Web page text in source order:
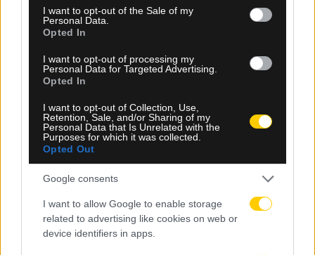
consent section.
I want to opt-out of the Sale of my
Personal Data.
Opted In
I want to opt-out of processing my
Personal Data for Targeted Advertising.
Opted In
I want to opt-out of Collection, Use,
Retention, Sale, and/or Sharing of my
Personal Data that Is Unrelated with the
Purposes for which it was collected.
Opted Out
Google consents
I want to allow Google to enable storage
related to advertising like cookies on web or
device identifiers in apps.